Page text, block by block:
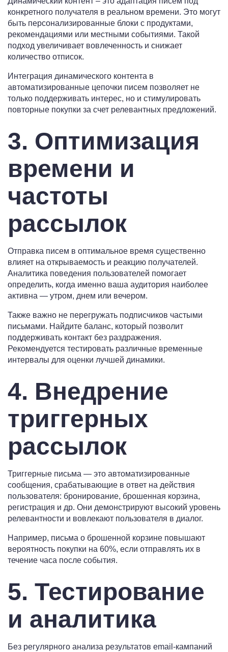
конкретного получателя в реальном времени. Это могут
быть персонализированные блоки с продуктами,
рекомендациями или местными событиями. Такой
подход увеличивает вовлеченность и снижает
количество отписок.
Интеграция динамического контента в
автоматизированные цепочки писем позволяет не
только поддерживать интерес, но и стимулировать
повторные покупки за счет релевантных предложений.
3. Оптимизация
времени и
частоты
рассылок
Отправка писем в оптимальное время существенно
влияет на открываемость и реакцию получателей.
Аналитика поведения пользователей помогает
определить, когда именно ваша аудитория наиболее
активна — утром, днем или вечером.
Также важно не перегружать подписчиков частыми
письмами. Найдите баланс, который позволит
поддерживать контакт без раздражения.
Рекомендуется тестировать различные временные
интервалы для оценки лучшей динамики.
4. Внедрение
триггерных
рассылок
Триггерные письма — это автоматизированные
сообщения, срабатывающие в ответ на действия
пользователя: бронирование, брошенная корзина,
регистрация и др. Они демонстрируют высокий уровень
релевантности и вовлекают пользователя в диалог.
Например, письма о брошенной корзине повышают
вероятность покупки на 60%, если отправлять их в
течение часа после события.
5. Тестирование
и аналитика
Без регулярного анализа результатов email-кампаний